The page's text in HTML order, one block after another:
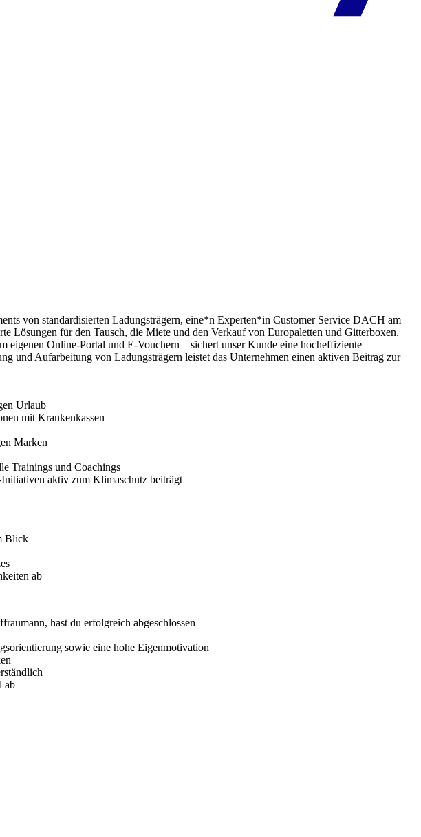
von standardisierten Ladungsträgern, eine*n Experten*in Customer Service DACH am
Lösungen für den Tausch, die Miete und den Verkauf von Europaletten und Gitterboxen.
Online-Portal und E-Vouchern – sichert unser Kunde eine hocheffiziente
und Aufarbeitung von Ladungsträgern leistet das Unternehmen einen aktiven Beitrag zur
Urlaub
mit Krankenkassen
Marken
Trainings und Coachings
aktiv zum Klimaschutz beiträgt
Blick
ab
hast du erfolgreich abgeschlossen
sowie eine hohe Eigenmotivation
ab